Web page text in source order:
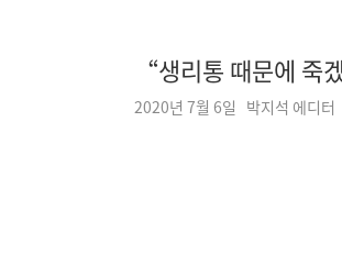
“생리통 때문에 죽
2020년 7월 6일 박지석 에디터